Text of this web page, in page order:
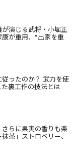
が演じる武将・小堀正
が重用、“出家を重
ったのか？ 武力を使
裏工作の技法とは
らに果実の香りも楽
茶」ストロベリー、